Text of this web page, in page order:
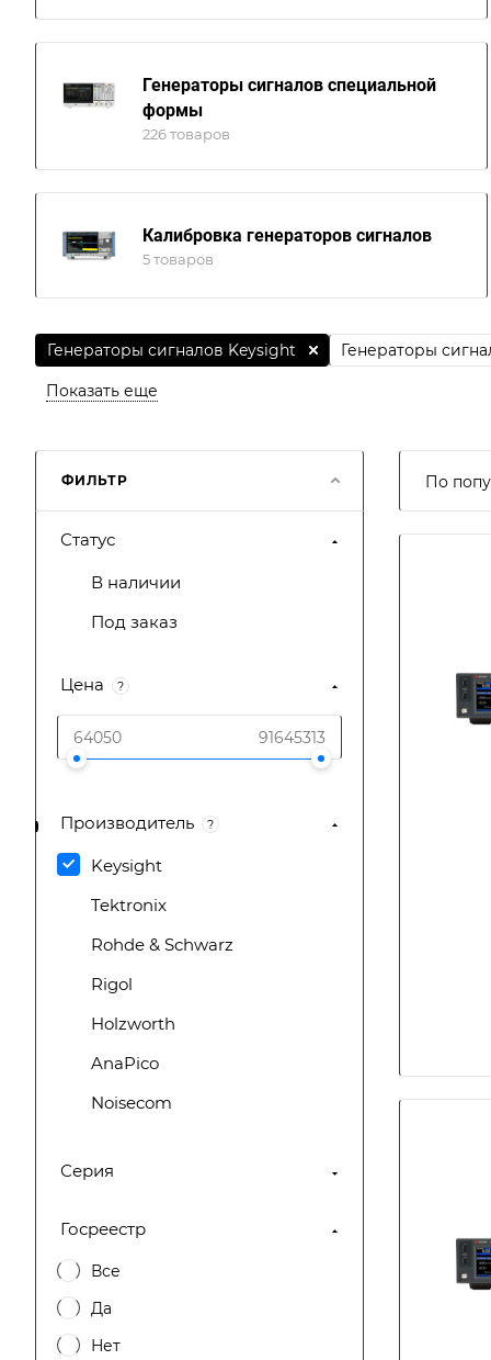
Генераторы сигналов специальной
формы
226 товаров
Калибровка генераторов сигналов
5 товаров
Генераторы
Генераторы сигналов Keysight
Показать еще
По
ФИЛЬТР
Статус
В наличии
Под заказ
Цена ?
Производитель ?
Keysight
Tektronix
Rohde & Schwarz
Rigol
Holzworth
AnaPico
Noisecom
National Instruments
Keithley
SRS
Ceyear
Anritsu
Серия
Госреестр
Все
Да
Нет